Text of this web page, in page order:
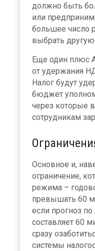
должно быть
или
большее число
выбрать другую
Еще один плюс
от удержания
Налог будут
бюджет
через которые
сотрудникам
Основное и,
ограничение,
режима –
превышать 60
если прогноз
составляет 60
сразу
системы